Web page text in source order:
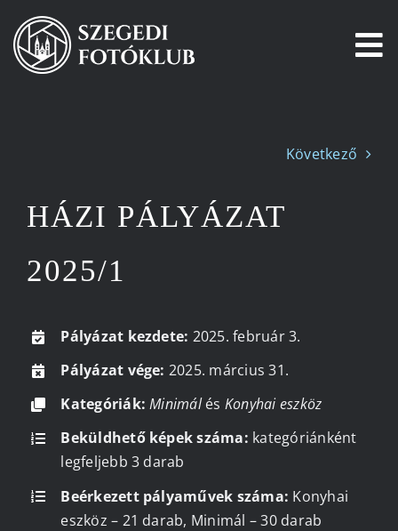
Kihagyás
Pályázatok
Tagjaink
Csatlakozz!
Történetünk
Kapcsolat
Következő
HÁZI PÁLYÁZAT
2025/1
Pályázat kezdete: 2025. február 3.
Pályázat vége: 2025. március 31.
Kategóriák: Minimálés Konyhai eszköz
Beküldhető képek száma: kategóriánként
legfeljebb 3 darab
Beérkezett pályaművek száma: Konyhai
eszköz – 21 darab, Minimál – 30 darab